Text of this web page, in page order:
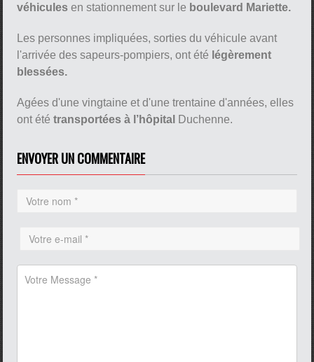
véhicules en stationnement sur le boulevard Mariette.
Les personnes impliquées, sorties du véhicule avant
l'arrivée des sapeurs-pompiers, ont été légèrement
blessées.
Agées d'une vingtaine et d'une trentaine d'années, elles
ont ététransportées à l’hôpital Duchenne.
ENVOYER UN COMMENTAIRE